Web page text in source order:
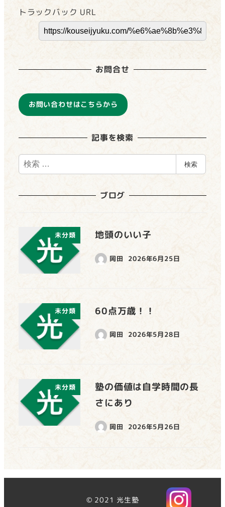
トラックバック URL
お問合せ
お問い合わせはこちらから
記事を検索
検
索
検索
ブログ
未分類 地頭のいい子
岡田 2026年6月25日
未分類 60点万歳！！
岡田 2026年5月28日
未分類
塾の価値は自学時間の長
さにあり
岡田 2026年5月26日
© 2021 光生塾